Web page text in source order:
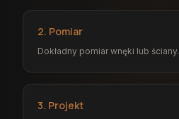
2. Pomiar
Dokładny pomiar wnęki lub ściany.
3. Projekt